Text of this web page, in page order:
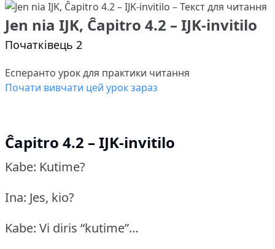
Jen nia IJK, Ĉapitro 4.2 – IJK-invitilo
Початківець 2
Есперанто урок для практики читання
Почати вивчати цей урок зараз
Ĉapitro 4.2 – IJK-invitilo
Kabe: Kutime?
Ina: Jes, kio?
Kabe: Vi diris “kutime”…